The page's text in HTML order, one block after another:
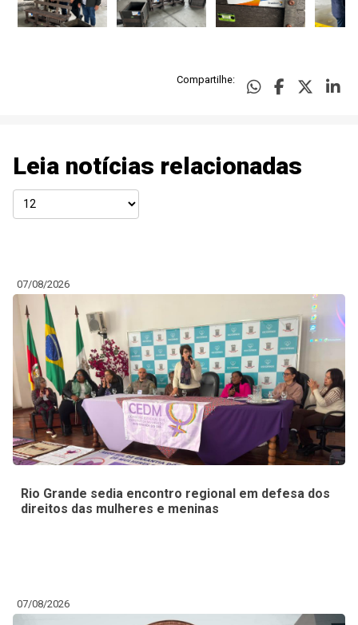
Compartilhe:
Leia notícias relacionadas
07/08/2026
Rio Grande sedia encontro regional em defesa dos
direitos das mulheres e meninas
07/08/2026